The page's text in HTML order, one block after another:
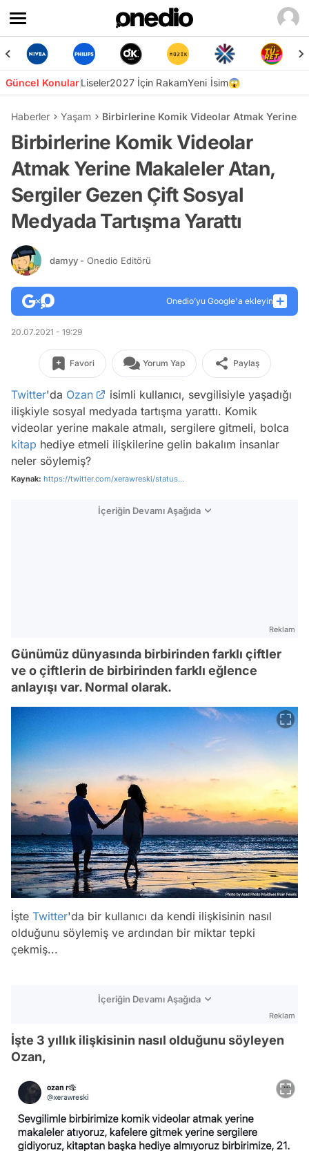
Güncel KonularLiseler2027 İçin RakamYeni İsim😱
Haberler Yaşam Birbirlerine Komik Videolar Atmak Yerine
Birbirlerine Komik Videolar
Atmak Yerine Makaleler Atan,
Sergiler Gezen Çift Sosyal
Medyada Tartışma Yarattı
damyy - Onedio Editörü
Onedio’yu Google'a ekleyin
20.07.2021 - 19:29
Favori Yorum Yap Paylaş
Twitter'da Ozan
isimli kullanıcı, sevgilisiyle yaşadığı
ilişkiyle sosyal medyada tartışma yarattı. Komik
videolar yerine makale atmalı, sergilere gitmeli, bolca
kitap hediye etmeli ilişkilerine gelin bakalım insanlar
neler söylemiş?
Kaynak: https://twitter.com/xerawreski/status...
İçeriğin Devamı Aşağıda
Reklam
Günümüz dünyasında birbirinden farklı çiftler
ve o çiftlerin de birbirinden farklı eğlence
anlayışı var. Normal olarak.
İşte Twitter'da bir kullanıcı da kendi ilişkisinin nasıl
olduğunu söylemiş ve ardından bir miktar tepki
çekmiş...
İçeriğin Devamı Aşağıda
Reklam
İşte 3 yıllık ilişkisinin nasıl olduğunu söyleyen
Ozan,